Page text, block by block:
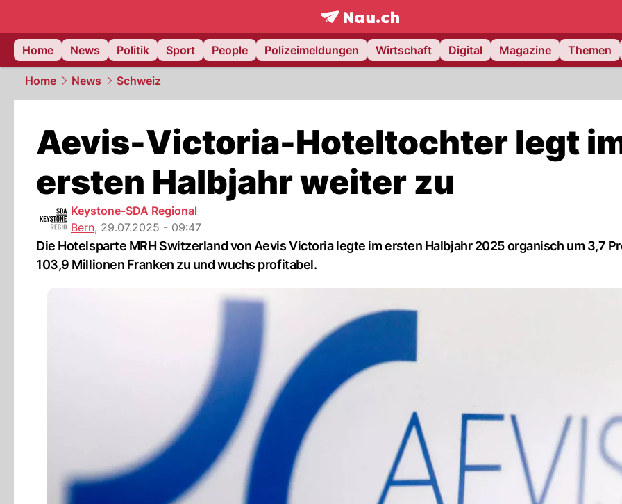
frontpage.NAU.ch
Home
News Politik Sport People Polizeimeldungen Wirtschaft Digital Magazine Themen
Home News Schweiz
Aevis-Victoria-Hoteltochter legt
ersten Halbjahr weiter zu
Keystone-SDA Regional
Bern, 29.07.2025 - 09:47
Die Hotelsparte MRH Switzerland von Aevis Victoria legte im ersten Halbjahr 2025 organisch um 3,7
103,9 Millionen Franken zu und wuchs profitabel.